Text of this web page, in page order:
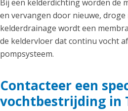
Bij een kelderdichting worden de
en vervangen door nieuwe, droge
kelderdrainage wordt een
de keldervloer dat continu vocht
pompsysteem.
Contacteer een
vochtbestrijding in